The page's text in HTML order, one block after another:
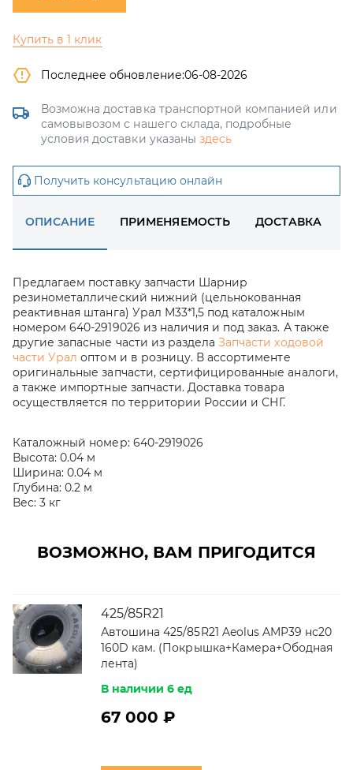
Купить в 1 клик
Последнее обновление:06-08-2026
Возможна доставка транспортной компанией или
самовывозом с нашего склада, подробные
условия доставки указаны здесь
Получить консультацию онлайн
ОПИСАНИЕ ПРИМЕНЯЕМОСТЬ ДОСТАВКА
Предлагаем поставку запчасти Шарнир
резинометаллический нижний (цельнокованная
реактивная штанга) Урал М33*1,5 под каталожным
номером 640-2919026 из наличия и под заказ. А также
другие запасные части из разделаЗапчасти ходовой
части Урал оптом и в розницу. В ассортименте
оригинальные запчасти, сертифицированные аналоги,
а также импортные запчасти. Доставка товара
осуществляется по территории России и СНГ.
Каталожный номер: 640-2919026
Высота: 0.04 м
Ширина: 0.04 м
Глубина: 0.2 м
Вес: 3 кг
ВОЗМОЖНО, ВАМ ПРИГОДИТСЯ
425/85R21
Автошина 425/85R21 Aeolus AMP39 нс20
160D кам. (Покрышка+Камера+Ободная
лента)
В наличии 6 ед
67 000 ₽